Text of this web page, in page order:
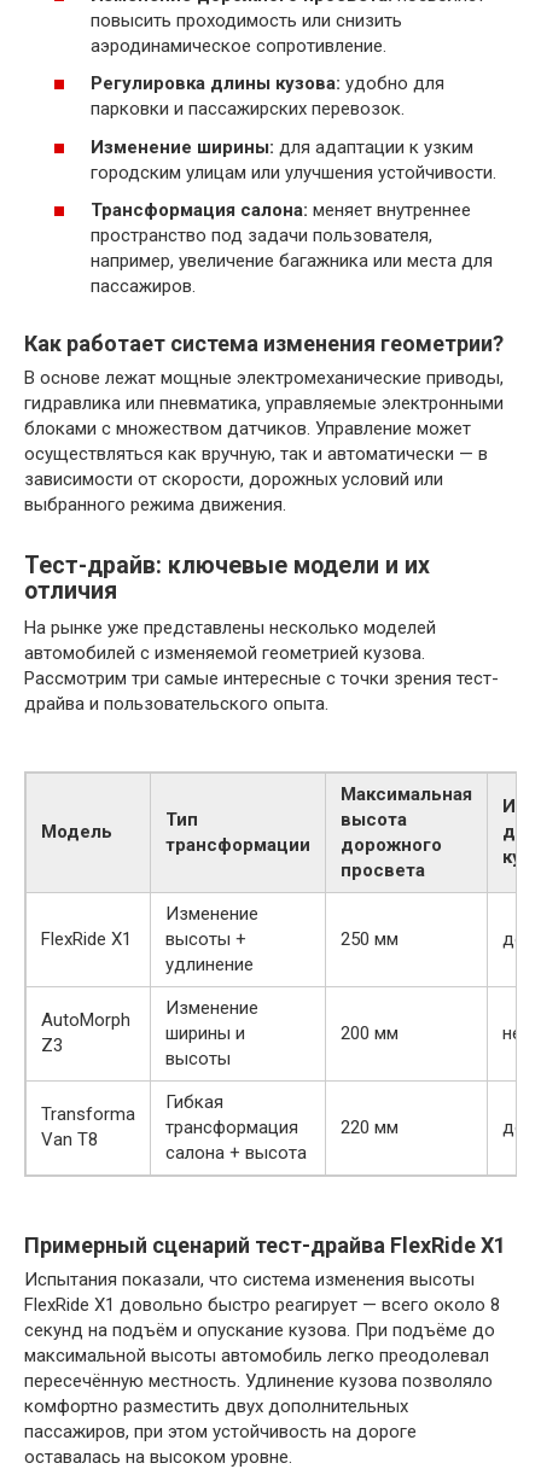
повысить проходимость или снизить
аэродинамическое сопротивление.
Регулировка длины кузова: удобно для
парковки и пассажирских перевозок.
Изменение ширины: для адаптации к узким
городским улицам или улучшения устойчивости.
Трансформация салона: меняет внутреннее
пространство под задачи пользователя,
например, увеличение багажника или места для
пассажиров.
Как работает система изменения геометрии?
В основе лежат мощные электромеханические приводы,
гидравлика или пневматика, управляемые электронными
блоками с множеством датчиков. Управление может
осуществляться как вручную, так и автоматически — в
зависимости от скорости, дорожных условий или
выбранного режима движения.
Тест-драйв: ключевые модели и их
отличия
На рынке уже представлены несколько моделей
автомобилей с изменяемой геометрией кузова.
Рассмотрим три самые интересные с точки зрения тест-
драйва и пользовательского опыта.
Модель
Тип
трансформации
Максимальная
высота
дорожного
просвета
FlexRide X1
Изменение
высоты +
удлинение
250 мм до
AutoMorph
Z3
Изменение
ширины и
высоты
200 мм нет
Transforma
Van T8
Гибкая
трансформация
салона + высота
220 мм до
Примерный сценарий тест-драйва FlexRide X1
Испытания показали, что система изменения высоты
FlexRide X1 довольно быстро реагирует — всего около 8
секунд на подъём и опускание кузова. При подъёме до
максимальной высоты автомобиль легко преодолевал
пересечённую местность. Удлинение кузова позволяло
комфортно разместить двух дополнительных
пассажиров, при этом устойчивость на дороге
оставалась на высоком уровне.